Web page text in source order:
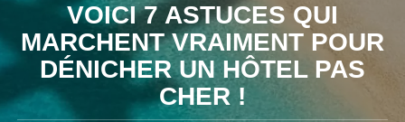
VOICI 7 ASTUCES QUI
MARCHENT VRAIMENT POUR
DÉNICHER UN HÔTEL PAS
CHER !